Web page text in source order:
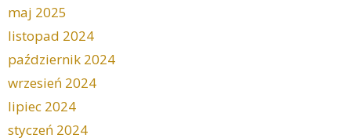
maj 2025
listopad 2024
październik 2024
wrzesień 2024
lipiec 2024
styczeń 2024